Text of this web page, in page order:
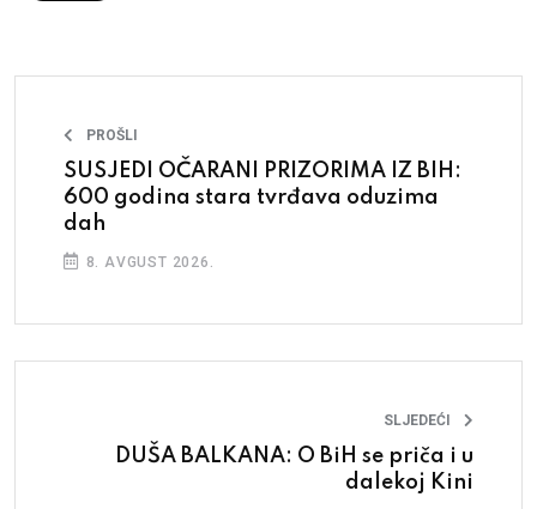
PROŠLI
SUSJEDI OČARANI PRIZORIMA IZ BIH:
600 godina stara tvrđava oduzima
dah
8. AVGUST 2026.
SLJEDEĆI
DUŠA BALKANA: O BiH se priča i u
dalekoj Kini